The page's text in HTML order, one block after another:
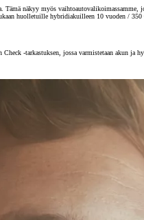
näkyy myös
huolletuille hybridiakuilleen 10 vuoden /
-tarkastuksen, jossa varmistetaan akun